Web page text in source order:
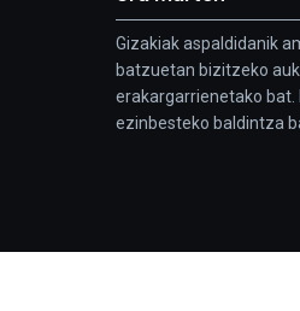
Gizakiak aspaldidanik
batzuetan bizitzeko
erakargarrienetako bat.
ezinbesteko baldintza